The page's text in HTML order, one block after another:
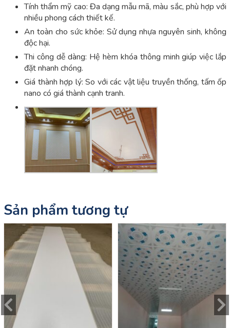
Tính thẩm mỹ cao: Đa dạng mẫu mã, màu sắc, phù hợp với
nhiều phong cách thiết kế.
An toàn cho sức khỏe: Sử dụng nhựa nguyên sinh, không
độc hại.
Thi công dễ dàng: Hệ hèm khóa thông minh giúp việc lắp
đặt nhanh chóng.
Giá thành hợp lý: So với các vật liệu truyền thống, tấm ốp
nano có giá thành cạnh tranh.
Sản phẩm tương tự